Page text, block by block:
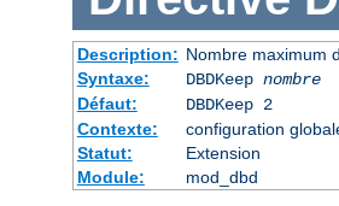
Description: Nombre maximum
Syntaxe:
DBDKeep nombre
Défaut:
DBDKeep 2
Contexte:
configuration
Statut:
Extension
Module:
mod_dbd